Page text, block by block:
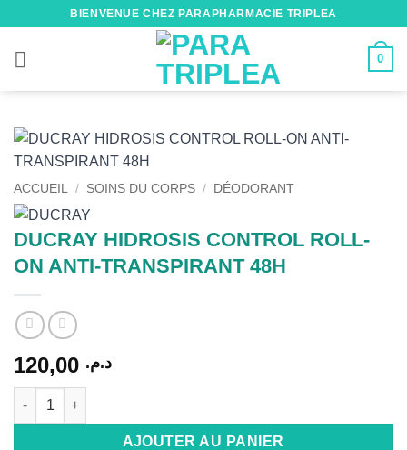
contenu
BIENVENUE CHEZ PARAPHARMACIE TRIPLEA
0
ACCUEIL / SOINS DU CORPS / DÉODORANT
DUCRAY HIDROSIS CONTROL ROLL-
ON ANTI-TRANSPIRANT 48H
د.م.
quantité de DUCRAY HIDROSIS CONTROL ROLL-ON ANTI-
AJOUTER AU PANIER